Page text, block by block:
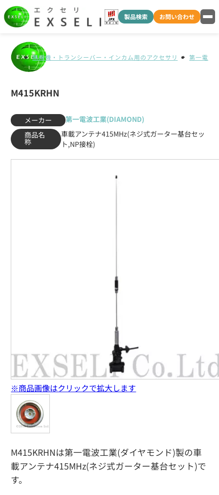
製品検索 お問い合わせ
無線機・トランシーバー・インカム用のアクセサリ 第一電波
M415KRHN
メーカー
第一電波工業(DIAMOND)
商品名
称
車載アンテナ415MHz(ネジ式ガーター基台セッ
ト,NP接栓)
M415KRHNは第一電波工業(ダイヤモンド)製の車
載アンテナ415MHz(ネジ式ガーター基台セット)で
す。
※商品画像はクリックで拡大します